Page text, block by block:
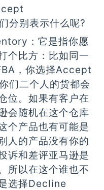
分别表示什么呢?
：它是指你愿
个比方：比如同一
，你选择Accept
们二个人的货都会
位。如果有客户在
会随机在这个仓库
个产品也有可能是
人的产品没有你的
诉和差评亚马逊是
所以在这个谁也不
选择Decline